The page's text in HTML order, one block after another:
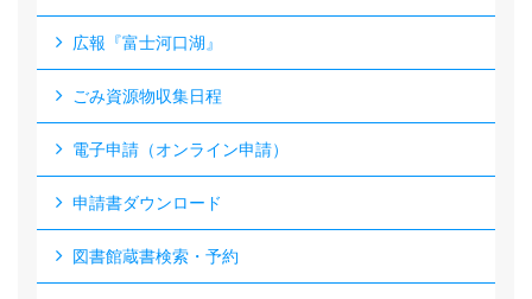
広報『富士河口湖』
ごみ資源物収集日程
電子申請（オンライン申請）
申請書ダウンロード
図書館蔵書検索・予約